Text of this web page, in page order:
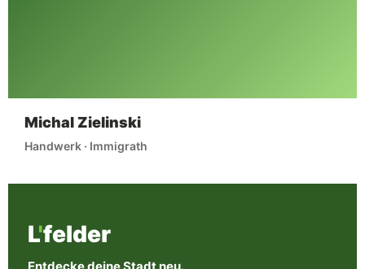
Michal Zielinski
Handwerk · Immigrath
L'felder